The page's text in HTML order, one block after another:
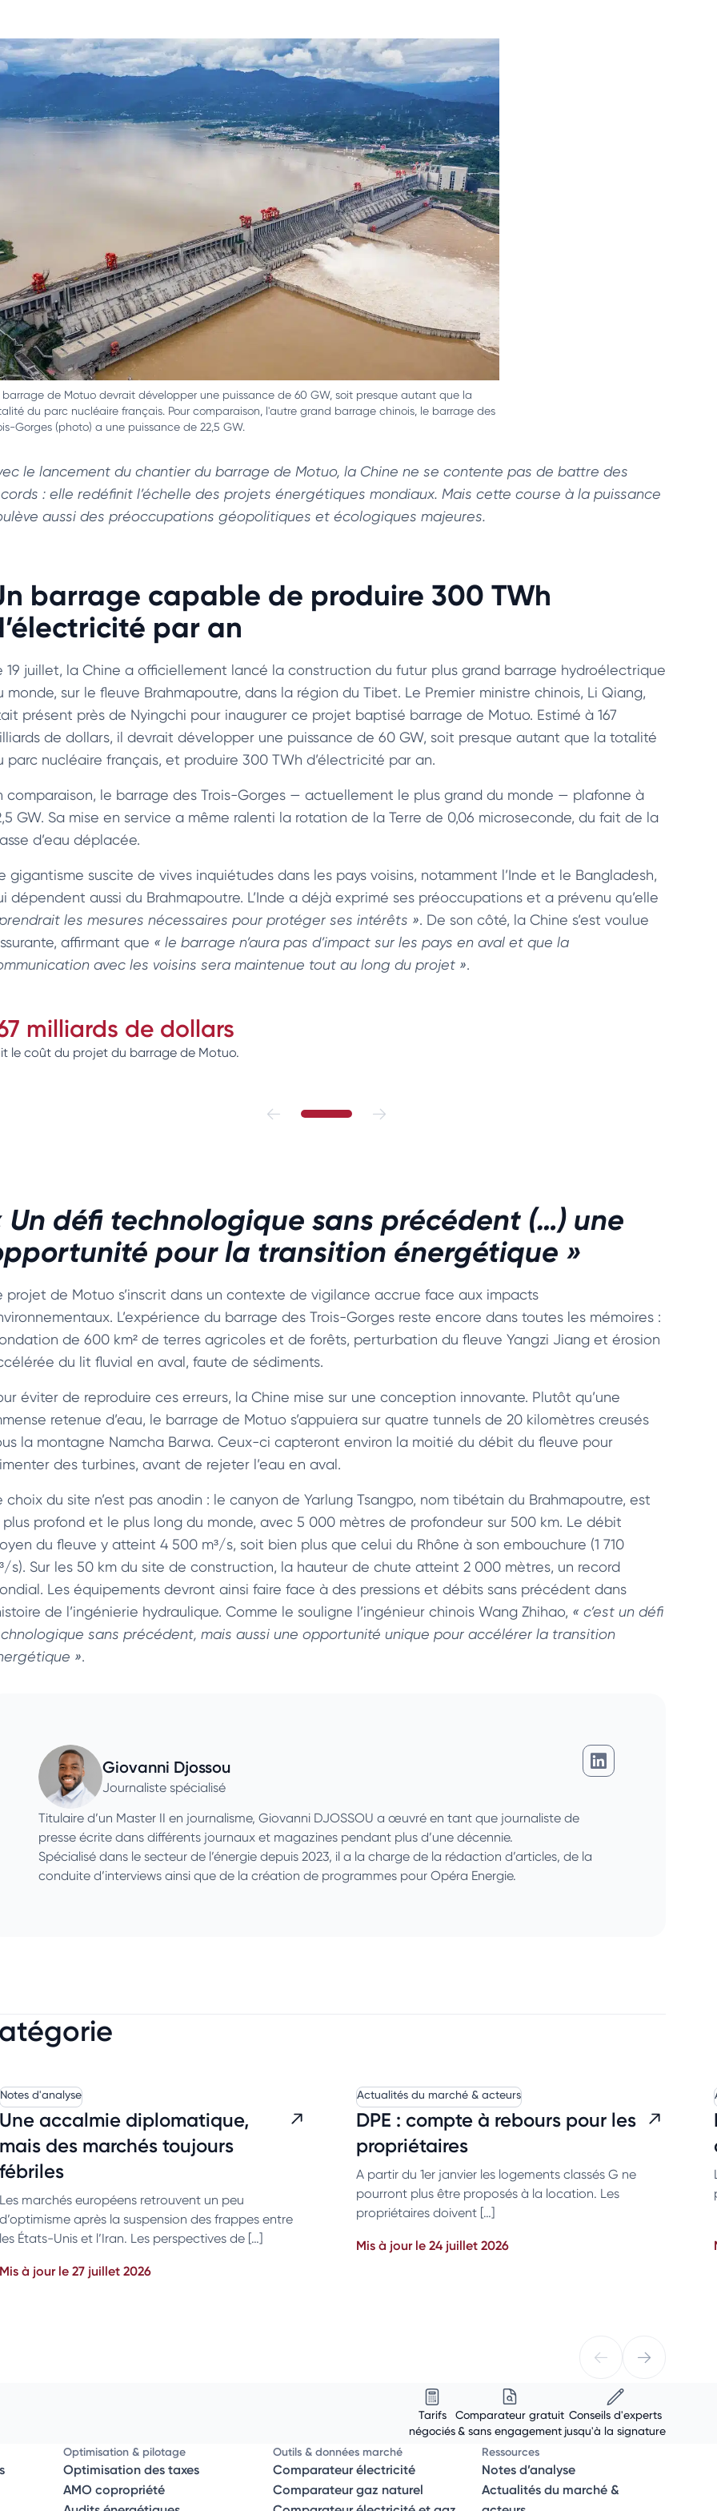
barrage de Motuo devrait développer une puissance de 60 GW, soit presque autant que la
du parc nucléaire français. Pour comparaison, l'autre grand barrage chinois, le barrage des
Gorges (photo) a une puissance de 22,5 GW.
le lancement du chantier du barrage de Motuo, la Chine ne se contente pas de battre des
: elle redéfinit l’échelle des projets énergétiques mondiaux. Mais cette course à la puissance
aussi des préoccupations géopolitiques et écologiques majeures.
barrage capable de produire 300 TWh
par an
19 juillet, la Chine a officiellement lancé la construction du futur plus grand barrage hydroélectrique
monde, sur le fleuve Brahmapoutre, dans la région du Tibet. Le Premier ministre chinois, Li Qiang,
présent près de Nyingchi pour inaugurer ce projet baptisé barrage de Motuo. Estimé à 167
de dollars, il devrait développer une puissance de 60 GW, soit presque autant que la totalité
parc nucléaire français, et produire 300 TWh d’électricité par an.
comparaison, le barrage des Trois-Gorges — actuellement le plus grand du monde — plafonne à
GW. Sa mise en service a même ralenti la rotation de la Terre de 0,06 microseconde, du fait de la
d’eau déplacée.
gigantisme suscite de vives inquiétudes dans les pays voisins, notamment l’Inde et le Bangladesh,
dépendent aussi du Brahmapoutre. L’Inde a déjà exprimé ses préoccupations et a prévenu qu’elle
les mesures nécessaires pour protéger ses intérêts ». De son côté, la Chine s’est voulue
affirmant que « le barrage n’aura pas d’impact sur les pays en aval et que la
avec les voisins sera maintenue tout au long du projet ».
milliards de dollars
le coût du projet du barrage de Motuo.
Un défi technologique sans précédent (…) une
pour la transition énergétique »
projet de Motuo s’inscrit dans un contexte de vigilance accrue face aux impacts
L’expérience du barrage des Trois-Gorges reste encore dans toutes les mémoires :
de 600 km² de terres agricoles et de forêts, perturbation du fleuve Yangzi Jiang et érosion
du lit fluvial en aval, faute de sédiments.
éviter de reproduire ces erreurs, la Chine mise sur une conception innovante. Plutôt qu’une
retenue d’eau, le barrage de Motuo s’appuiera sur quatre tunnels de 20 kilomètres creusés
la montagne Namcha Barwa. Ceux-ci capteront environ la moitié du débit du fleuve pour
des turbines, avant de rejeter l’eau en aval.
choix du site n’est pas anodin : le canyon de Yarlung Tsangpo, nom tibétain du Brahmapoutre, est
plus profond et le plus long du monde, avec 5 000 mètres de profondeur sur 500 km. Le débit
du fleuve y atteint 4 500 m³/s, soit bien plus que celui du Rhône à son embouchure (1 710
s). Sur les 50 km du site de construction, la hauteur de chute atteint 2 000 mètres, un record
Les équipements devront ainsi faire face à des pressions et débits sans précédent dans
de l’ingénierie hydraulique. Comme le souligne l’ingénieur chinois Wang Zhihao, « c’est un défi
sans précédent, mais aussi une opportunité unique pour accélérer la transition
».
Giovanni Djossou
Journaliste spécialisé
Giovanni
Titulaire d’un Master II en journalisme, Giovanni DJOSSOU a œuvré en tant que journaliste de
presse écrite dans différents journaux et magazines pendant plus d’une décennie.
Spécialisé dans le secteur de l’énergie depuis 2023, il a la charge de la rédaction d’articles, de la
conduite d’interviews ainsi que de la création de programmes pour Opéra Energie.
Notes d'analyse
Une accalmie diplomatique,
mais des marchés toujours
fébriles
Les marchés européens retrouvent un peu
d’optimisme après la suspension des frappes entre
les États-Unis et l’Iran. Les perspectives de […]
Mis à jour le 27 juillet 2026
Actualités du marché & acteurs
DPE : compte à rebours pour les
propriétaires
A partir du 1er janvier les logements classés G ne
pourront plus être proposés à la location. Les
propriétaires doivent […]
Mis à jour le 24 juillet 2026
Tarifs
négociés
Comparateur gratuit
& sans engagement
Conseils d'experts
jusqu'à la signature
Optimisation & pilotage
Optimisation des taxes
AMO copropriété
Outils & données marché
Comparateur électricité
Comparateur gaz naturel
Ressources
Notes d’analyse
Actualités du marché &